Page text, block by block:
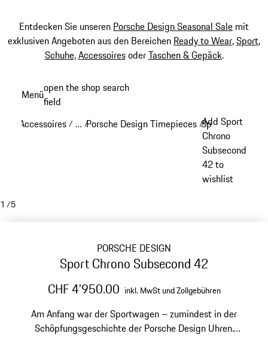
Entdecken Sie unseren Porsche Design Seasonal Sale mit
exklusiven Angeboten aus den Bereichen Ready to Wear,Sport,
Schuhe,AccessoiresoderTaschen & Gepäck.
Hauptinhalt
Menüopen the shop search
field
Accessoires / …
Reveal collapsed breadcrumb items
/Porsche Design Timepieces /Sport Chrono
Add Sport
Chrono
Subsecond
42 to
wishlist
1 /5
PORSCHE DESIGN
Sport Chrono Subsecond 42
CHF 4'950.00 inkl. MwSt und Zollgebühren
Am Anfang war der Sportwagen – zumindest in der
Schöpfungsgeschichte der Porsche Design Uhren.